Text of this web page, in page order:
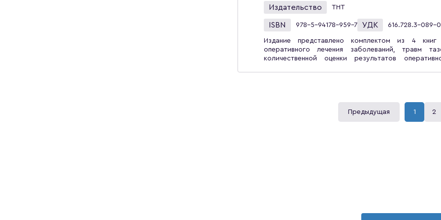
кратким обзором существующих на
изложением последних достижений и новых
синтеза препаратов, пользующихся наибольшим спросом.
альтернативных подходов к ее изложению,
материала, соответствующий таковому,
Книга предназначена как для студентов —
которые заняты в сфере создания
специалистов и исследователей, занятых в сфере
Издательство ТНТ
ISBN 978-5-94178-959-7 УДК 616.728.3-089-
Издание представлено комплектом из 4
оперативного лечения заболеваний, травм
количественной оценки результатов
полувековой международной практикой и
сотрудников и врачей травматологов-ортопедов
результатов оперативного лечения
Предыдущая 1 2